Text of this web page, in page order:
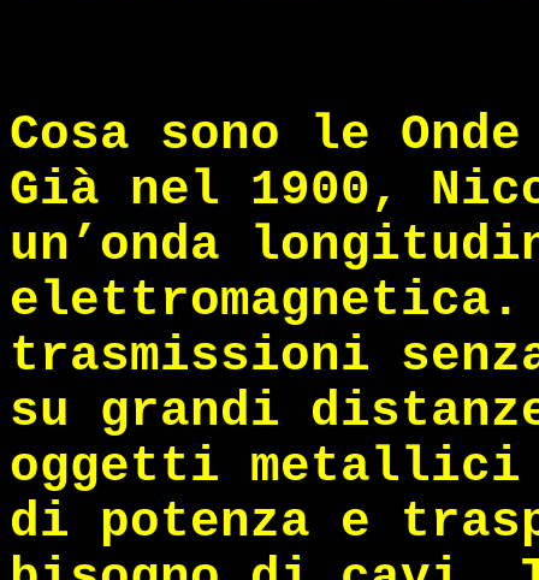
Cosa sono le
Già nel 1900,
un’onda
elettromagnetica.
trasmissioni
su grandi
oggetti metallici
di potenza e